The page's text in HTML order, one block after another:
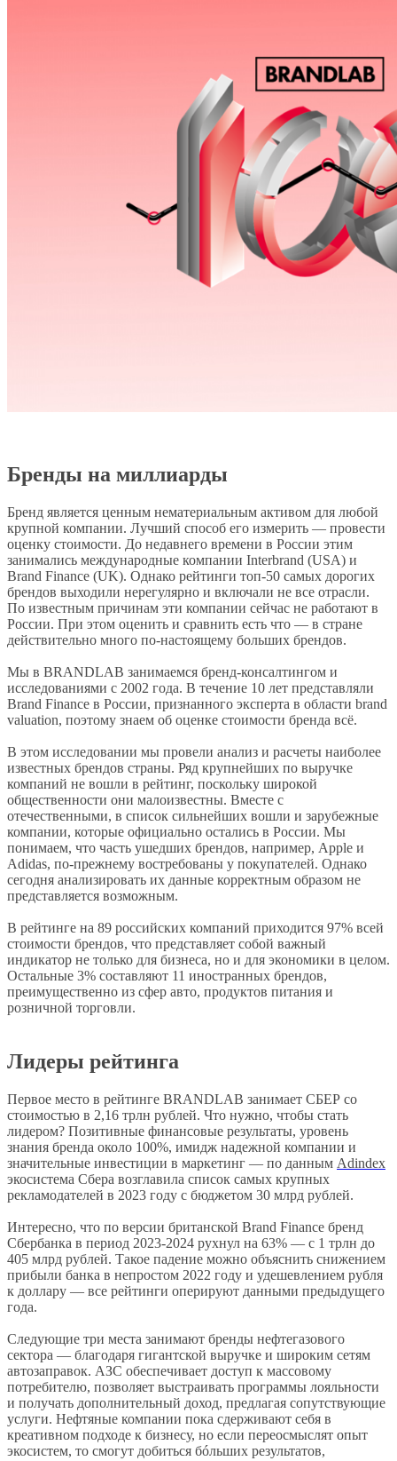
Бренды на миллиарды
Бренд является ценным нематериальным активом для любой
крупной компании. Лучший способ его измерить — провести
оценку стоимости. До недавнего времени в России этим
занимались международные компании Interbrand (USA) и
Brand Finance (UK). Однако рейтинги топ-50 самых дорогих
брендов выходили нерегулярно и включали не все отрасли.
По известным причинам эти компании сейчас не работают в
России. При этом оценить и сравнить есть что — в стране
действительно много по-настоящему больших брендов.
Мы в BRANDLAB занимаемся бренд-консалтингом и
исследованиями с 2002 года. В течение 10 лет представляли
Brand Finance в России, признанного эксперта в области brand
valuation, поэтому знаем об оценке стоимости бренда всё.
В этом исследовании мы провели анализ и расчеты наиболее
известных брендов страны. Ряд крупнейших по выручке
компаний не вошли в рейтинг, поскольку широкой
общественности они малоизвестны. Вместе с
отечественными, в список сильнейших вошли и зарубежные
компании, которые официально остались в России. Мы
понимаем, что часть ушедших брендов, например, Apple и
Adidas, по-прежнему востребованы у покупателей. Однако
сегодня анализировать их данные корректным образом не
представляется возможным.
В рейтинге на 89 российских компаний приходится 97% всей
стоимости брендов, что представляет собой важный
индикатор не только для бизнеса, но и для экономики в целом.
Остальные 3% составляют 11 иностранных брендов,
преимущественно из сфер авто, продуктов питания и
розничной торговли.
Лидеры рейтинга
Первое место в рейтинге BRANDLAB занимает СБЕР со
стоимостью в 2,16 трлн рублей. Что нужно, чтобы стать
лидером? Позитивные финансовые результаты, уровень
знания бренда около 100%, имидж надежной компании и
значительные инвестиции в маркетинг — по данным Adindex
экосистема Сбера возглавила список самых крупных
рекламодателей в 2023 году с бюджетом 30 млрд рублей.
Интересно, что по версии британской Brand Finance бренд
Сбербанка в период 2023-2024 рухнул на 63% — с 1 трлн до
405 млрд рублей. Такое падение можно объяснить снижением
прибыли банка в непростом 2022 году и удешевлением рубля
к доллару — все рейтинги оперируют данными предыдущего
года.
Следующие три места занимают бренды нефтегазового
сектора — благодаря гигантской выручке и широким сетям
автозаправок. АЗС обеспечивает доступ к массовому
потребителю, позволяет выстраивать программы лояльности
и получать дополнительный доход, предлагая сопутствующие
услуги. Нефтяные компании пока сдерживают себя в
креативном подходе к бизнесу, но если переосмыслят опыт
экосистем, то смогут добиться бóльших результатов,